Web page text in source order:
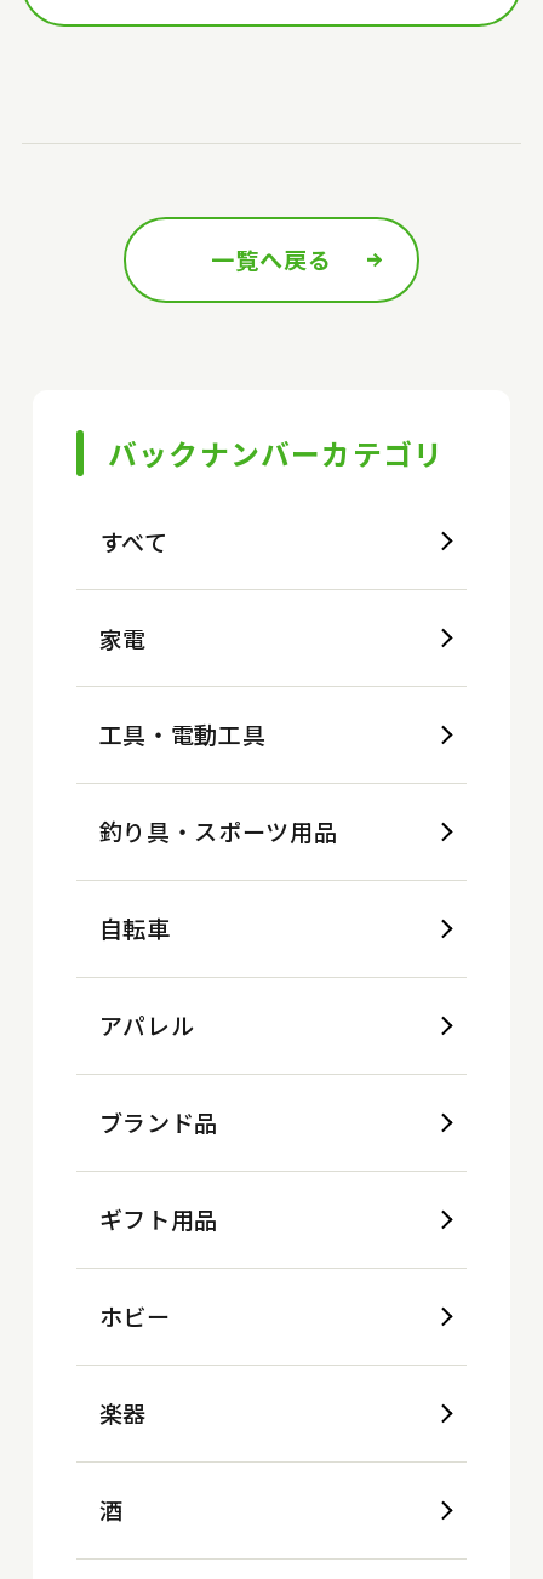
一覧へ戻る
バックナンバーカテゴリ
すべて
家電
工具・電動工具
釣り具・スポーツ用品
自転車
アパレル
ブランド品
ギフト用品
ホビー
楽器
酒